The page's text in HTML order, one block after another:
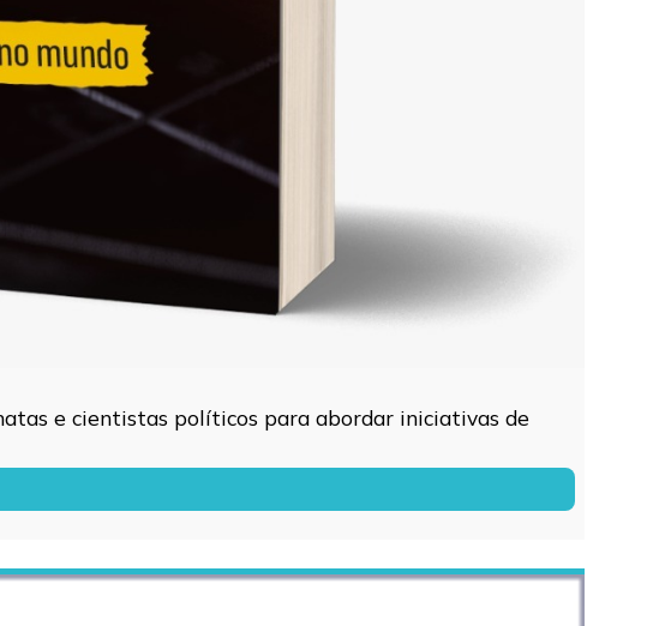
e cientistas políticos para abordar iniciativas de